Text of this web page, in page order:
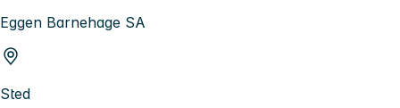
Eggen Barnehage SA
Sted